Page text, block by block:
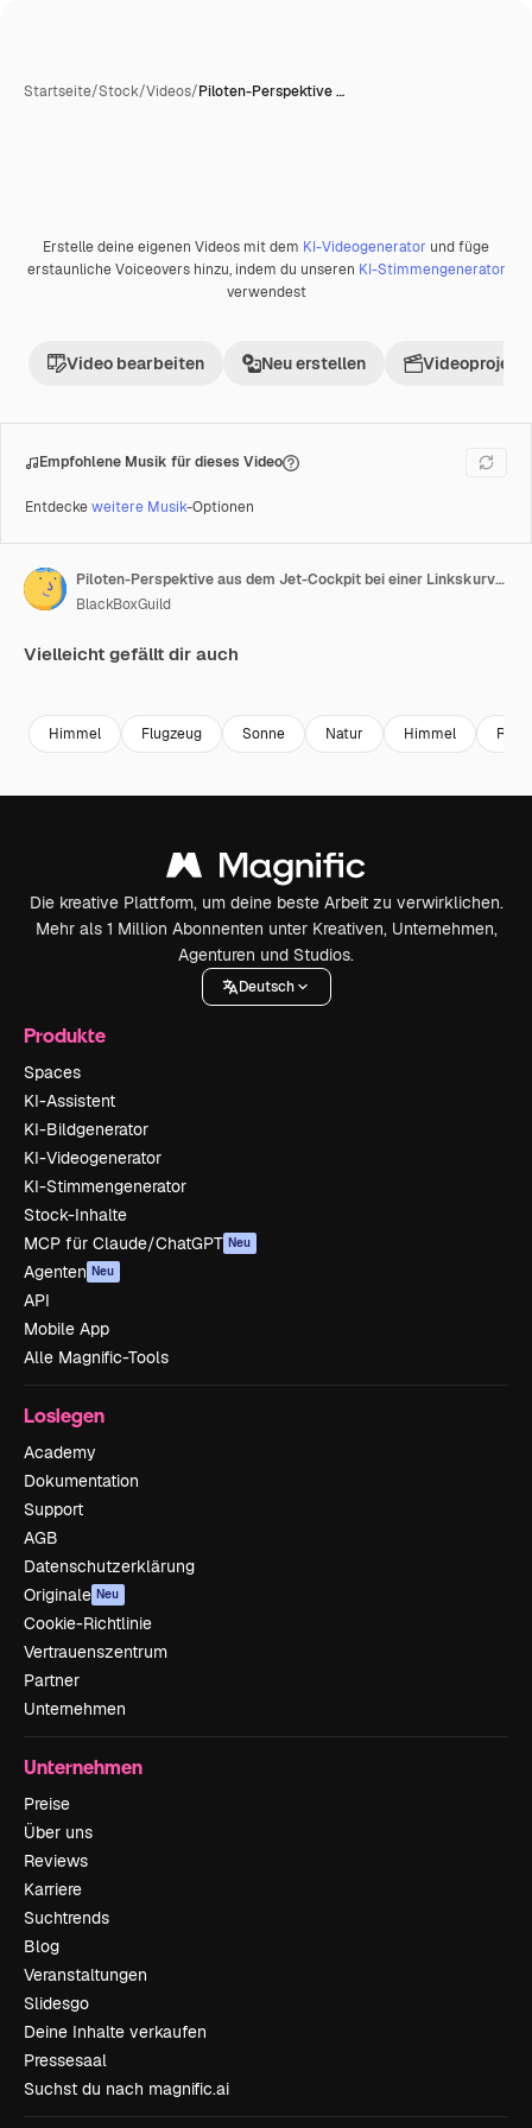
Startseite/Stock/Videos/Piloten-Perspektive …
Premium
Erstelle deine eigenen Videos mit dem KI-Videogenerator und füge
erstaunliche Voiceovers hinzu, indem du unseren KI-Stimmengenerator
verwendest
Video bearbeiten Neu erstellen Videoprojekt
Empfohlene Musik für dieses Video
Entdeckeweitere Musik-Optionen
Piloten-Perspektive aus dem Jet-Cockpit bei einer Linkskurve, um schlechtes Wetter voraus zu vermeiden
BlackBoxGuild
Vielleicht gefällt dir auch
Himmel Flugzeug Sonne Natur Himmel Reise
Die kreative Plattform, um deine beste Arbeit zu verwirklichen.
Mehr als 1 Million Abonnenten unter Kreativen, Unternehmen,
Agenturen und Studios.
Deutsch
Produkte
Spaces
KI-Assistent
KI-Bildgenerator
KI-Videogenerator
KI-Stimmengenerator
Stock-Inhalte
MCP für Claude/ChatGPT Neu
Agenten Neu
API
Mobile App
Alle Magnific-Tools
Loslegen
Academy
Dokumentation
Support
AGB
Datenschutzerklärung
Originale Neu
Cookie-Richtlinie
Vertrauenszentrum
Partner
Unternehmen
Unternehmen
Preise
Über uns
Reviews
Karriere
Suchtrends
Blog
Veranstaltungen
Slidesgo
Deine Inhalte verkaufen
Pressesaal
Suchst du nach magnific.ai